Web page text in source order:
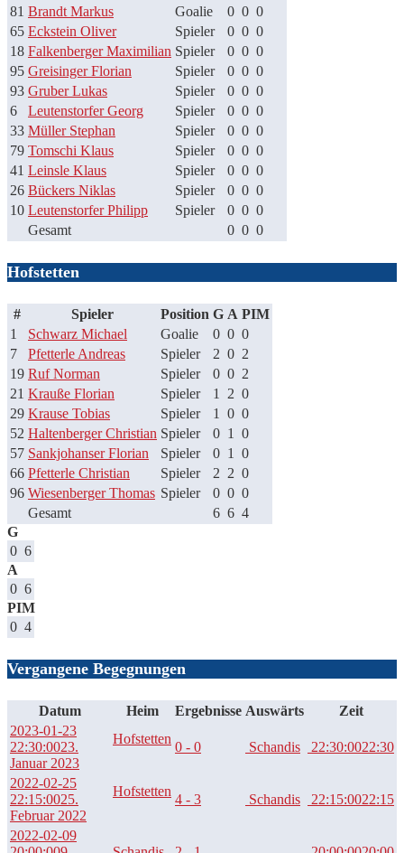
81 Brandt Markus Goalie 0 0 0
65 Eckstein Oliver Spieler 0 0 0
18 Falkenberger Maximilian Spieler 0 0 0
95 Greisinger Florian Spieler 0 0 0
93 Gruber Lukas Spieler 0 0 0
6
Leutenstorfer Georg Spieler 0 0 0
33 Müller Stephan Spieler 0 0 0
79 Tomschi Klaus Spieler 0 0 0
41 Leinsle Klaus Spieler 0 0 0
26 Bückers Niklas Spieler 0 0 0
10 Leutenstorfer Philipp Spieler 0 0 0
Gesamt
0 0 0
Hofstetten
# Spieler Position G A PIM
1
Schwarz Michael Goalie 0 0 0
7
Pfetterle Andreas Spieler 2 0 2
19 Ruf Norman Spieler 0 0 2
21 Krauße Florian Spieler 1 2 0
29 Krause Tobias Spieler 1 0 0
52 Haltenberger Christian Spieler 0 1
0
57 Sankjohanser Florian Spieler 0 1
0
66 Pfetterle Christian Spieler 2 2 0
96 Wiesenberger Thomas Spieler 0 0 0
Gesamt
6 6 4
G
0 6
A
0 6
PIM
0 4
Vergangene Begegnungen
Datum Heim Ergebnisse Auswärts
Zeit
2023-01-23
22:30:0023.
Januar 2023
Hofstetten
0 - 0 Schandis 22:30:0022:30
2022-02-25
22:15:0025.
Februar 2022
Hofstetten
4 - 3 Schandis 22:15:0022:15
2022-02-09